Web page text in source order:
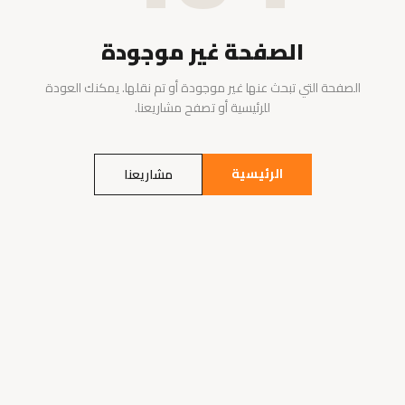
الصفحة غير موجودة
الصفحة التي تبحث عنها غير موجودة أو تم نقلها. يمكنك العودة
للرئيسية أو تصفح مشاريعنا.
الرئيسية مشاريعنا